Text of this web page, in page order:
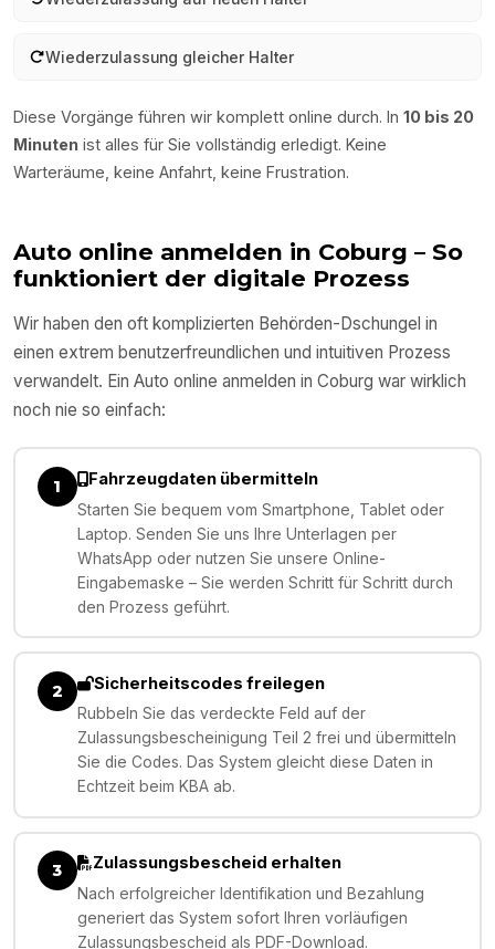
Wiederzulassung gleicher Halter
Diese Vorgänge führen wir komplett online durch. In 10 bis 20
Minuten ist alles für Sie vollständig erledigt. Keine
Warteräume, keine Anfahrt, keine Frustration.
Auto online anmelden in Coburg – So
funktioniert der digitale Prozess
Wir haben den oft komplizierten Behörden-Dschungel in
einen extrem benutzerfreundlichen und intuitiven Prozess
verwandelt. Ein Auto online anmelden in Coburg war wirklich
noch nie so einfach:
1 Fahrzeugdaten übermitteln
Starten Sie bequem vom Smartphone, Tablet oder
Laptop. Senden Sie uns Ihre Unterlagen per
WhatsApp oder nutzen Sie unsere Online-
Eingabemaske – Sie werden Schritt für Schritt durch
den Prozess geführt.
2 Sicherheitscodes freilegen
Rubbeln Sie das verdeckte Feld auf der
Zulassungsbescheinigung Teil 2 frei und übermitteln
Sie die Codes. Das System gleicht diese Daten in
Echtzeit beim KBA ab.
3 Zulassungsbescheid erhalten
Nach erfolgreicher Identifikation und Bezahlung
generiert das System sofort Ihren vorläufigen
Zulassungsbescheid als PDF-Download.